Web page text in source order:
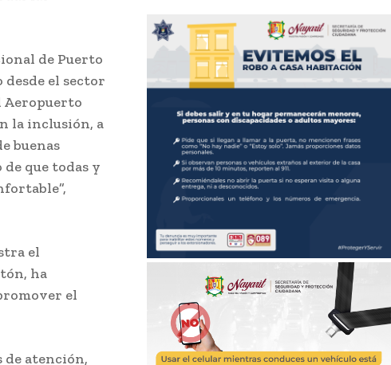
de Puerto
el sector
Aeropuerto
la inclusión, a
buenas
que todas y
el
ha
el
atención,